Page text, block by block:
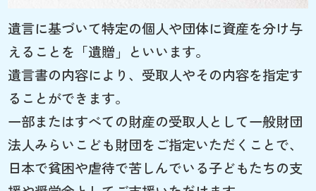
遺言に基づいて特定の個人や団体に資産を分け与
えることを「遺贈」といいます。
遺言書の内容により、受取人やその内容を指定す
ることができます。
一部またはすべての財産の受取人として一般財団
法人みらいこども財団をご指定いただくことで、
日本で貧困や虐待で苦しんでいる子どもたちの支